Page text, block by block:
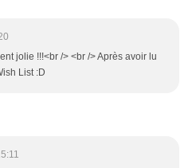
jolie !!!<br /> <br /> Après avoir lu
List :D